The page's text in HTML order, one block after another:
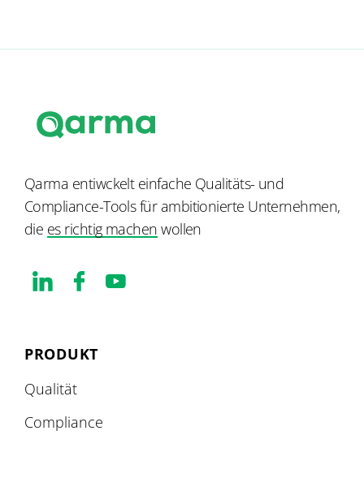
Qarma entiwckelt einfache Qualitäts- und
Compliance-Tools für ambitionierte Unternehmen,
die es richtig machen wollen
PRODUKT
Qualität
Compliance